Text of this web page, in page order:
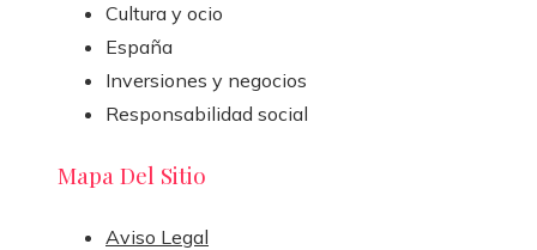
Cultura y ocio
España
Inversiones y negocios
Responsabilidad social
Mapa Del Sitio
Aviso Legal